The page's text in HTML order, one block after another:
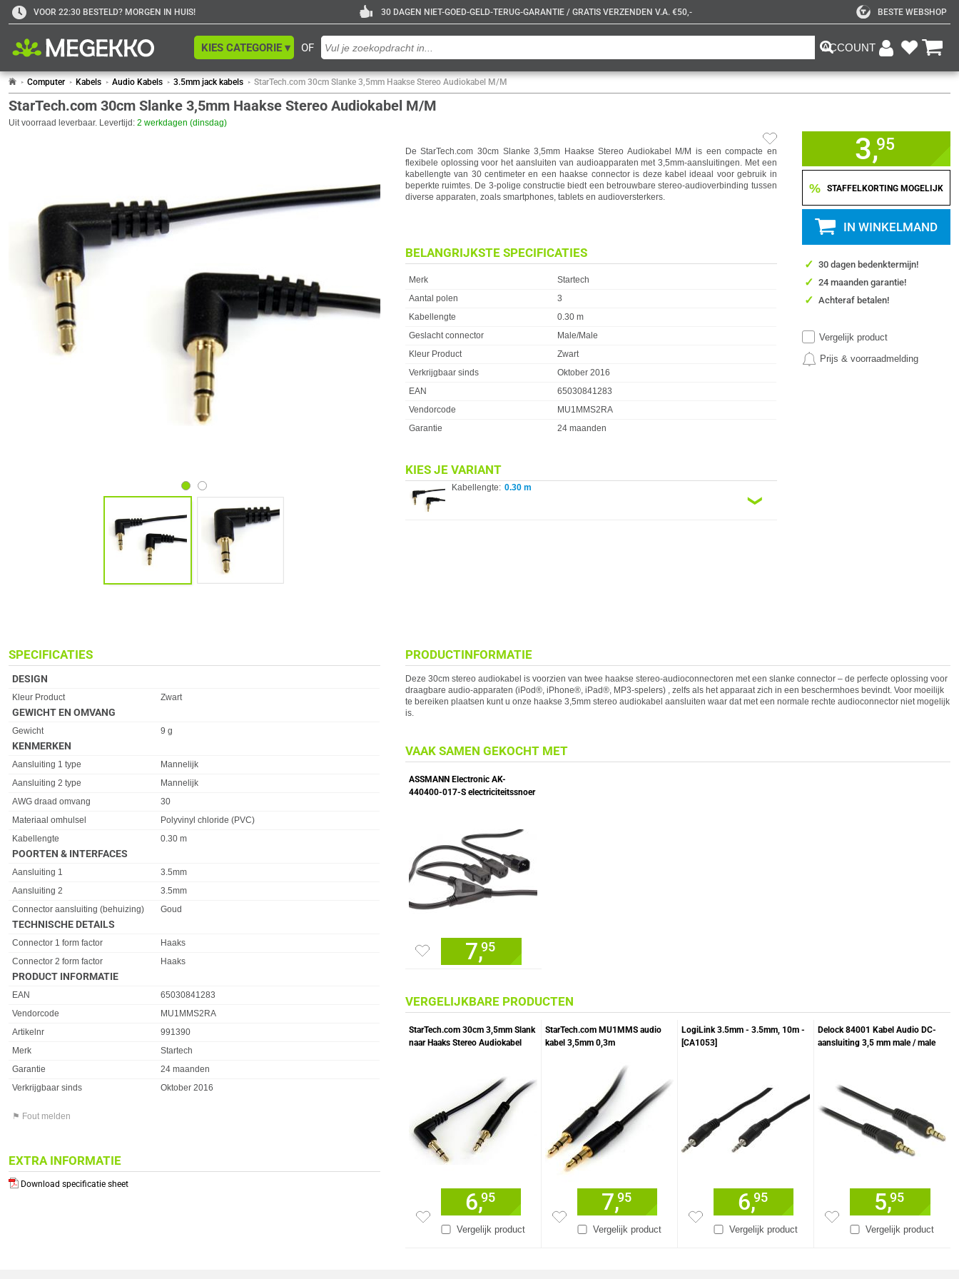
VOOR 22:30 BESTELD? MORGEN IN HUIS! 30 DAGEN NIET-GOED-GELD-TERUG-GARANTIE / GRATIS VERZENDEN V.A. €50,- BESTE WEBSHOP
OF
KIES CATEGORIE ▾ ACCOUNT
Computer Kabels Audio Kabels 3.5mm jack kabels StarTech.com 30cm Slanke 3,5mm Haakse Stereo Audiokabel M/M
StarTech.com 30cm Slanke 3,5mm Haakse Stereo Audiokabel M/M
Uit voorraad leverbaar. Levertijd: 2 werkdagen (dinsdag)
De StarTech.com 30cm Slanke 3,5mm Haakse Stereo Audiokabel M/M is een compacte en
flexibele oplossing voor het aansluiten van audioapparaten met 3,5mm-aansluitingen. Met een
kabellengte van 30 centimeter en een haakse connector is deze kabel ideaal voor gebruik in
beperkte ruimtes. De 3-polige constructie biedt een betrouwbare stereo-audioverbinding tussen
diverse apparaten, zoals smartphones, tablets en audioversterkers.
BELANGRIJKSTE SPECIFICATIES
Eigenschap
Merk
Startech
Aantal polen
3
Kabellengte
0.30 m
Geslacht connector
Male/Male
Kleur Product
Zwart
Verkrijgbaar sinds
Oktober 2016
EAN
65030841283
Vendorcode
MU1MMS2RA
Garantie
24 maanden
KIES JE VARIANT
Kabellengte: 0.30 m
❮
3,95
% STAFFELKORTING MOGELIJK
IN WINKELMAND
✓ 30 dagen bedenktermijn!
✓ 24 maanden garantie!
✓ Achteraf betalen!
Vergelijk product
Prijs & voorraadmelding
SPECIFICATIES
DESIGN
Eigenschap Waarde
Kleur Product Zwart
GEWICHT EN OMVANG
Eigenschap
Gewicht 9 g
KENMERKEN
Eigenschap Waarde
Aansluiting 1 type
Mannelijk
Aansluiting 2 type
Mannelijk
AWG draad omvang
30
Materiaal omhulsel
Polyvinyl chloride (PVC)
Kabellengte
0.30 m
POORTEN & INTERFACES
Eigenschap
Aansluiting 1
3.5mm
Aansluiting 2
3.5mm
Connector aansluiting (behuizing)
Goud
TECHNISCHE DETAILS
Eigenschap Waarde
Connector 1 form factor
Haaks
Connector 2 form factor
Haaks
PRODUCT INFORMATIE
EAN
65030841283
Vendorcode
MU1MMS2RA
Artikelnr
991390
Merk
Startech
Garantie
24 maanden
Verkrijgbaar sinds
Oktober 2016
⚑ Fout melden
EXTRA INFORMATIE
Download specificatie sheet
PRODUCTINFORMATIE
Deze 30cm stereo audiokabel is voorzien van twee haakse stereo-audioconnectoren met een slanke connector – de perfecte oplossing voor
draagbare audio-apparaten (iPod®, iPhone®, iPad®, MP3-spelers) , zelfs als het apparaat zich in een beschermhoes bevindt. Voor moeilijk
te bereiken plaatsen kunt u onze haakse 3,5mm stereo audiokabel aansluiten waar dat met een normale rechte audioconnector niet mogelijk
is.
VAAK SAMEN GEKOCHT MET
ASSMANN Electronic AK-
440400-017-S electriciteitssnoer
7,95
VERGELIJKBARE PRODUCTEN
StarTech.com 30cm 3,5mm Slank
naar Haaks Stereo Audiokabel
Vergelijk product
6,95
StarTech.com MU1MMS audio
kabel 3,5mm 0,3m
Vergelijk product
7,95
LogiLink 3.5mm - 3.5mm, 10m -
[CA1053]
Vergelijk product
6,95
Delock 84001 Kabel Audio DC-
aansluiting 3,5 mm male / male
Vergelijk product
5,95